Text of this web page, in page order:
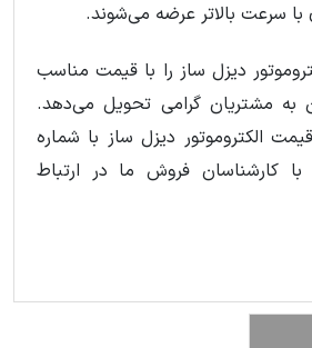
با سرعت بالاتر عرضه می‌شوند.
دیزل ساز را با قیمت مناسب
به مشتریان گرامی تحویل می‌دهد.
الکتروموتور دیزل ساز با شماره
02191304300 با کارشناسان فروش ما در ارتباط